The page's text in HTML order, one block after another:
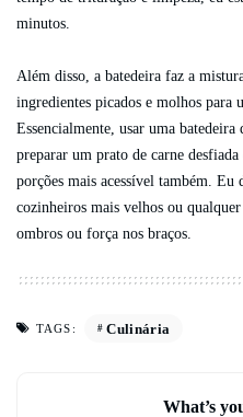
minutos.
Além disso, a batedeira faz a
ingredientes picados e molhos para
Essencialmente, usar uma
preparar um prato de carne
porções mais acessível também.
cozinheiros mais velhos ou
ombros ou força nos braços.
TAGS: Culinária
What’s